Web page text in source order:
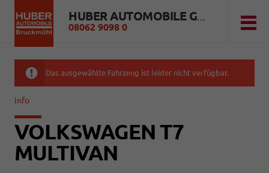
HUBER AUTOMOBILE GMBH
08062 9098 0
Das ausgewählte Fahrzeug ist leider nicht verfügbar.
info
VOLKSWAGEN T7
MULTIVAN